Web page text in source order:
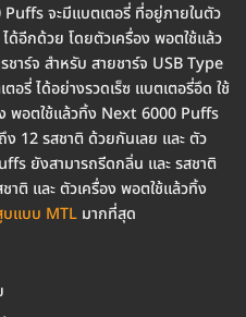
จะมีแบตเตอรี่ ที่อยู่ภายในตัว
ได้อีกด้วย โดยตัวเครื่อง พอตใช้แล้ว
าร์จ สำหรับ สายชาร์จ USB Type
อรี่ ได้อย่างรวดเร็ซ แบตเตอรี่อึด ใช้
พอตใช้แล้วทิ้ง Next 6000 Puffs
ง 12 รสชาติ ด้วยกันเลย และ ตัว
ยังสามารถรีดกลิ่น และ รสชาติ
าติ และ ตัวเครื่อง พอตใช้แล้วทิ้ง
บแบบ MTL มากที่สุด